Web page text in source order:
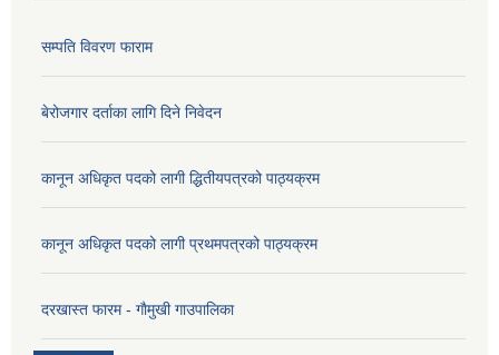
सम्पति विवरण फाराम
बेरोजगार दर्ताका लागि दिने निवेदन
कानून अधिकृत पदको लागी द्धितीयपत्रको पाठ्यक्रम
कानून अधिकृत पदको लागी प्रथमपत्रको पाठ्यक्रम
दरखास्त फारम - गाैमुखी गाउपालिका